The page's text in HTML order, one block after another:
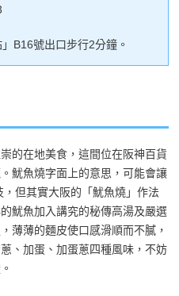
B16號出口步行2分鐘。
的在地美食，這間位在阪神百貨
魷魚燒字面上的意思，可能會讓
但其實大阪的「魷魚燒」作法
魷魚加入講究的秘傳高湯及嚴選
薄薄的麵皮使口感滑順而不膩，
、加蛋、加蛋蔥四種風味，不妨